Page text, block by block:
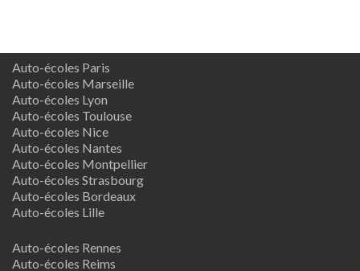
Auto-écoles Paris
Auto-écoles Marseille
Auto-écoles Lyon
Auto-écoles Toulouse
Auto-écoles Nice
Auto-écoles Nantes
Auto-écoles Montpellier
Auto-écoles Strasbourg
Auto-écoles Bordeaux
Auto-écoles Lille
Auto-écoles Rennes
Auto-écoles Reims